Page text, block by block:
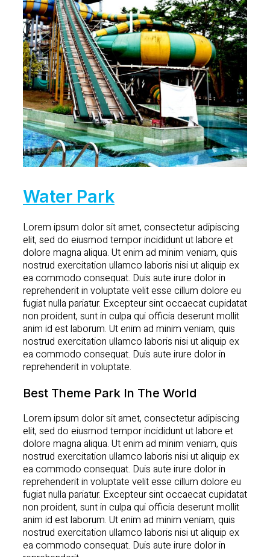
Water Park
Lorem ipsum dolor sit amet, consectetur adipiscing
elit, sed do eiusmod tempor incididunt ut labore et
dolore magna aliqua. Ut enim ad minim veniam, quis
nostrud exercitation ullamco laboris nisi ut aliquip ex
ea commodo consequat. Duis aute irure dolor in
reprehenderit in voluptate velit esse cillum dolore eu
fugiat nulla pariatur. Excepteur sint occaecat cupidatat
non proident, sunt in culpa qui officia deserunt mollit
anim id est laborum. Ut enim ad minim veniam, quis
nostrud exercitation ullamco laboris nisi ut aliquip ex
ea commodo consequat. Duis aute irure dolor in
reprehenderit in voluptate.
Best Theme Park In The World
Lorem ipsum dolor sit amet, consectetur adipiscing
elit, sed do eiusmod tempor incididunt ut labore et
dolore magna aliqua. Ut enim ad minim veniam, quis
nostrud exercitation ullamco laboris nisi ut aliquip ex
ea commodo consequat. Duis aute irure dolor in
reprehenderit in voluptate velit esse cillum dolore eu
fugiat nulla pariatur. Excepteur sint occaecat cupidatat
non proident, sunt in culpa qui officia deserunt mollit
anim id est laborum. Ut enim ad minim veniam, quis
nostrud exercitation ullamco laboris nisi ut aliquip ex
ea commodo consequat. Duis aute irure dolor in